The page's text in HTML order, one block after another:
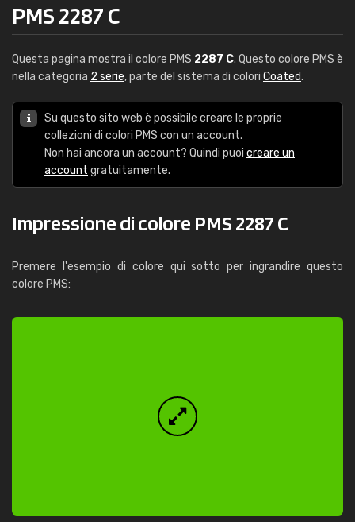
PMS 2287 C
Questa pagina mostra il colore PMS 2287 C. Questo colore PMS è
nella categoria 2 serie, parte del sistema di colori Coated.
Su questo sito web è possibile creare le proprie
collezioni di colori PMS con un account.
Non hai ancora un account? Quindi puoi creare un
account gratuitamente.
Impressione di colore PMS 2287 C
Premere l'esempio di colore qui sotto per ingrandire questo
colore PMS: